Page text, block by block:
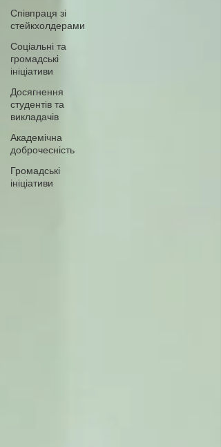
Співпраця зі
стейкхолдерами
Соціальні та
громадські
ініціативи
Досягнення
студентів та
викладачів
Академічна
доброчесність
Громадські
ініціативи